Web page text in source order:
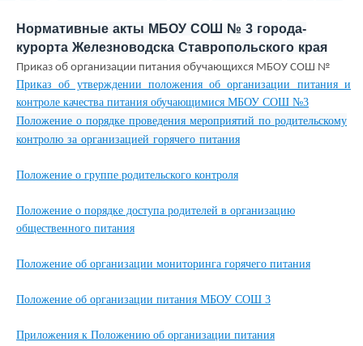
Нормативные акты МБОУ СОШ № 3 города-
курорта Железноводска Ставропольского края
Приказ об организации питания обучающихся МБОУ СОШ №
Приказ об утверждении положения об организации питания и
контроле качества питания обучающимися МБОУ СОШ №3
Положение о порядке проведения мероприятий по родительскому
контролю за организацией горячего питания
Положение о группе родительского контроля
Положение о порядке доступа родителей в организацию
общественного питания
Положение об организации мониторинга горячего питания
Положение об организации питания МБОУ СОШ 3
Приложения к Положению об организации питания